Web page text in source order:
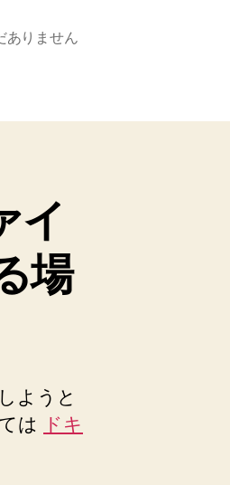
ありません
イ
場
ようと
は
ドキ